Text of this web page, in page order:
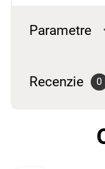
Parametre
Recenzie 0